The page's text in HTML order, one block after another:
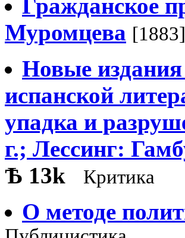
Гражданское
Муромцева [1883]
Новые
испанской
упадка и
г.; Лессинг:
Ѣ 13k Критика
О методе